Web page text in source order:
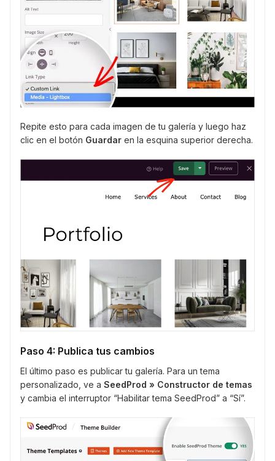
Repite esto para cada imagen de tu galería y luego haz
clic en el botón Guardar en la esquina superior derecha.
Paso 4: Publica tus cambios
El último paso es publicar tu galería. Para un tema
personalizado, ve a SeedProd » Constructor de temas
y cambia el interruptor “Habilitar tema SeedProd” a “Sí”.